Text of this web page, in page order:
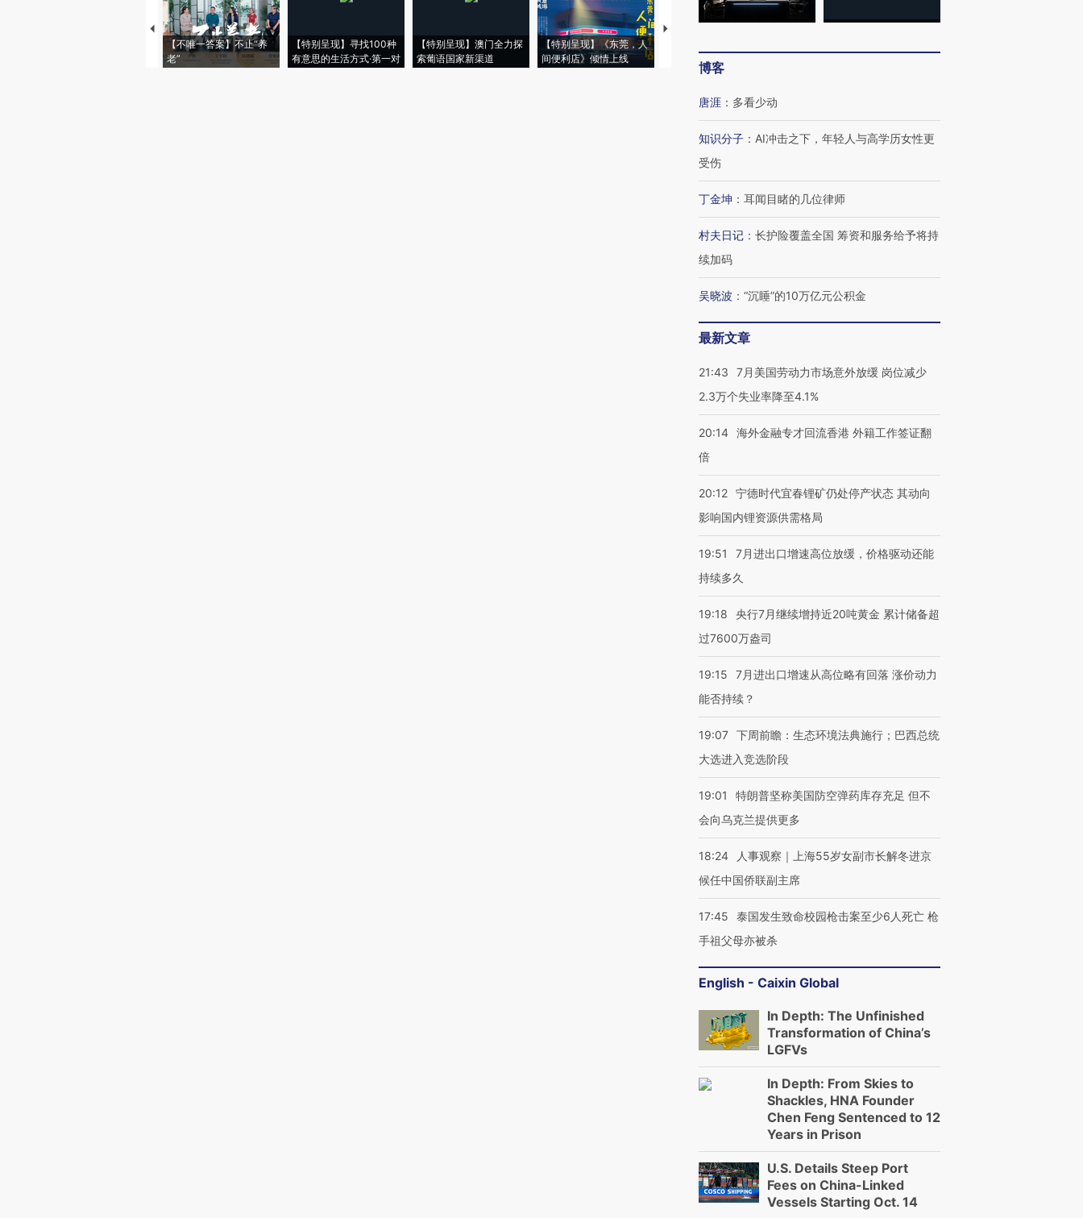
【不唯一答案】不止“养
老”
【特别呈现】寻找100种
有意思的生活方式·第一对
【特别呈现】澳门全力探
索葡语国家新渠道
【特别呈现】《东莞，人
间便利店》倾情上线
【推广】走进第四届链博
博客
唐涯 ： 多看少动
知识分子 ： AI冲击之下，年轻人与高学历女性更
受伤
丁金坤 ： 耳闻目睹的几位律师
村夫日记 ： 长护险覆盖全国 筹资和服务给予将持
续加码
吴晓波 ： “沉睡”的10万亿元公积金
最新文章
21:43
7月美国劳动力市场意外放缓 岗位减少
2.3万个失业率降至4.1%
20:14 海外金融专才回流香港 外籍工作签证翻
倍
20:12 宁德时代宜春锂矿仍处停产状态 其动向
影响国内锂资源供需格局
19:51
7月进出口增速高位放缓，价格驱动还能
持续多久
19:18
央行7月继续增持近20吨黄金 累计储备超
过7600万盎司
19:15
7月进出口增速从高位略有回落 涨价动力
能否持续？
19:07 下周前瞻：生态环境法典施行；巴西总统
大选进入竞选阶段
19:01
特朗普坚称美国防空弹药库存充足 但不
会向乌克兰提供更多
18:24
人事观察｜上海55岁女副市长解冬进京
候任中国侨联副主席
17:45
泰国发生致命校园枪击案至少6人死亡 枪
手祖父母亦被杀
English - Caixin Global
In Depth: The Unfinished
Transformation of China’s
LGFVs
In Depth: From Skies to
Shackles, HNA Founder
Chen Feng Sentenced to 12
Years in Prison
U.S. Details Steep Port
Fees on China-Linked
Vessels Starting Oct. 14